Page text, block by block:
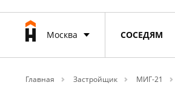
Москва СОСЕДЯМ
Главная Застройщик МИГ-21